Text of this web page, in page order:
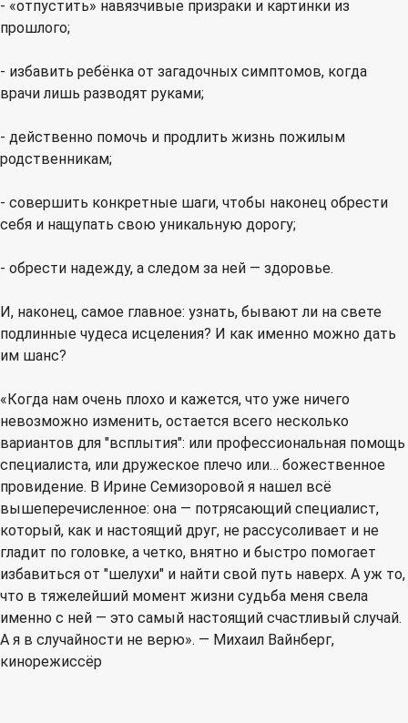
- «отпустить» навязчивые призраки и картинки из
прошлого;
- избавить ребёнка от загадочных симптомов, когда
врачи лишь разводят руками;
- действенно помочь и продлить жизнь пожилым
родственникам;
- совершить конкретные шаги, чтобы наконец обрести
себя и нащупать свою уникальную дорогу;
- обрести надежду, а следом за ней — здоровье.
И, наконец, самое главное: узнать, бывают ли на свете
подлинные чудеса исцеления? И как именно можно дать
им шанс?
«Когда нам очень плохо и кажется, что уже ничего
невозможно изменить, остается всего несколько
вариантов для "всплытия": или профессиональная помощь
специалиста, или дружеское плечо или… божественное
провидение. В Ирине Семизоровой я нашел всё
вышеперечисленное: она — потрясающий специалист,
который, как и настоящий друг, не рассусоливает и не
гладит по головке, а четко, внятно и быстро помогает
избавиться от "шелухи" и найти свой путь наверх. А уж то,
что в тяжелейший момент жизни судьба меня свела
именно с ней — это самый настоящий счастливый случай.
А я в случайности не верю». — Михаил Вайнберг,
кинорежиссёр